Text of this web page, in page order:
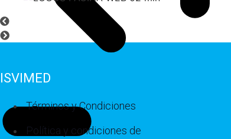
ISVIMED
Términos y Condiciones
Política y condiciones de